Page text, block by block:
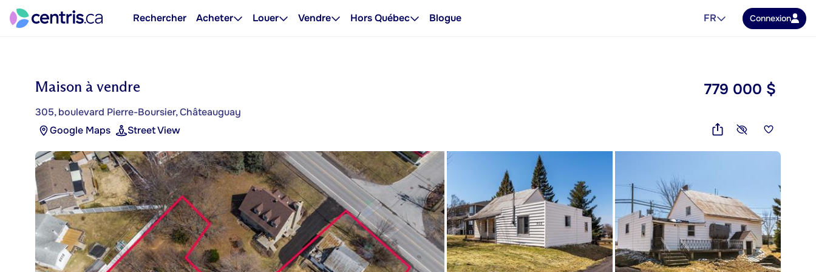
Rechercher Acheter Louer Vendre Hors Québec Blogue FR Connexion
Maison à vendre
305, boulevard Pierre-Boursier, Châteauguay
Google Maps
Street View
779 000 $